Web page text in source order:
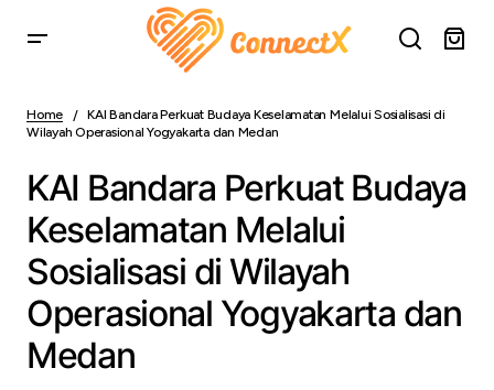
Sosialisasi di Wilayah Operasional Yogyakarta dan
Medan
Home
KAI Bandara Perkuat Budaya Keselamatan Melalui Sosialisasi di
Wilayah Operasional Yogyakarta dan Medan
KAI Bandara Perkuat Budaya
Keselamatan Melalui
Sosialisasi di Wilayah
Operasional Yogyakarta dan
Medan